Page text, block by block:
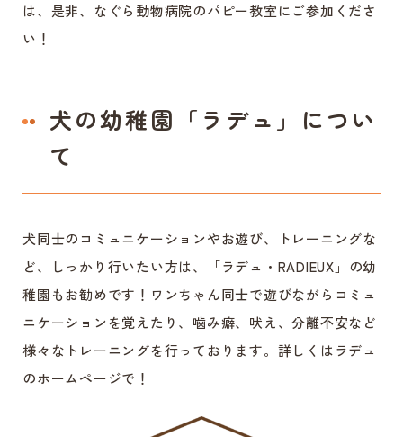
は、是非、なぐら動物病院のパピー教室にご参加くださ
い！
犬の幼稚園「ラデュ」につい
て
犬同士のコミュニケーションやお遊び、トレーニングな
ど、しっかり行いたい方は、「ラデュ・RADIEUX」の幼
稚園もお勧めです！ワンちゃん同士で遊びながらコミュ
ニケーションを覚えたり、噛み癖、吠え、分離不安など
様々なトレーニングを行っております。詳しくはラデュ
のホームページで！